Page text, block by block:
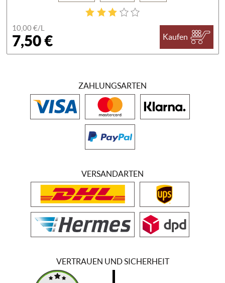
10,00 €/L
7,50 € Kaufen
ZAHLUNGSARTEN
VERSANDARTEN
VERTRAUEN UND SICHERHEIT